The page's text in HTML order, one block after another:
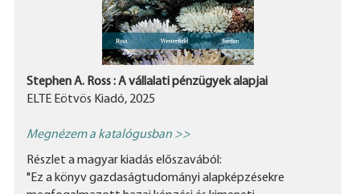
Stephen A. Ross : A vállalati pénzügyek alapjai
ELTE Eötvös Kiadó, 2025
Megnézem a katalógusban >>
Részlet a magyar kiadás előszavából:
"Ez a könyv gazdaságtudományi alapképzésekre